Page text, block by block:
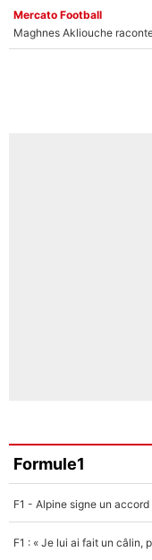
Mercato Football
Formule1